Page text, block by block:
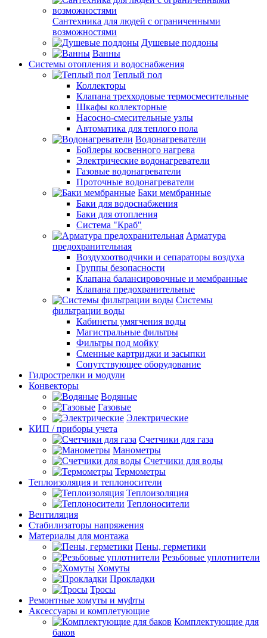
Сантехника для людей с ограниченными
возможностями
Душевые поддоны
Ванны
Системы отопления и водоснабжения
Теплый пол
Коллекторы
Клапана трехходовые термосмесительные
Шкафы коллекторные
Насосно-смесительные узлы
Автоматика для теплого пола
Водонагреватели
Бойлеры косвенного нагрева
Электрические водонагреватели
Газовые водонагреватели
Проточные водонагреватели
Баки мембранные
Баки для водоснабжения
Баки для отопления
Система "Краб"
Арматура
предохранительная
Воздухоотводчики и сепараторы воздуха
Группы безопасности
Клапана балансировочные и мембранные
Клапана предохранительные
Системы
фильтрации воды
Кабинеты умягчения воды
Магистральные фильтры
Фильтры под мойку
Сменные картриджи и засыпки
Сопутствующее оборудование
Гидрострелки и модули
Конвекторы
Водяные
Газовые
Электрические
КИП / приборы учета
Счетчики для газа
Манометры
Счетчики для воды
Термометры
Теплоизоляция и теплоносители
Теплоизоляция
Теплоносители
Вентиляция
Стабилизаторы напряжения
Материалы для монтажа
Пены, герметики
Резьбовые уплотнители
Хомуты
Прокладки
Тросы
Ремонтные хомуты и муфты
Аксессуары и комплетующие
Комплектующие для
баков